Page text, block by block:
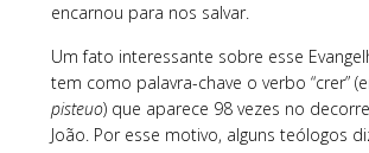
encarnou para nos salvar.
Um fato interessante sobre esse
tem como palavra-chave o verbo “crer”
pisteuo) que aparece 98 vezes no
João. Por esse motivo, alguns teólogos